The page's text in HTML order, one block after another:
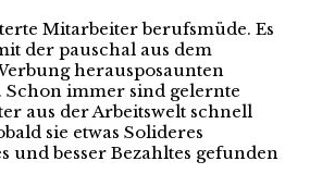
Mitarbeiter berufsmüde. Es
der pauschal aus dem
herausposaunten
Schon immer sind gelernte
aus der Arbeitswelt schnell
sie etwas Solideres
und besser Bezahltes gefunden